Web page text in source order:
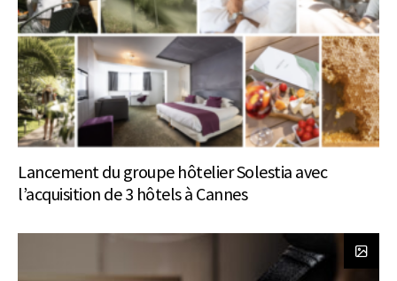
Lancement du groupe hôtelier Solestia avec
l’acquisition de 3 hôtels à Cannes